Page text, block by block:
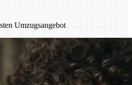
Umzugsangebot